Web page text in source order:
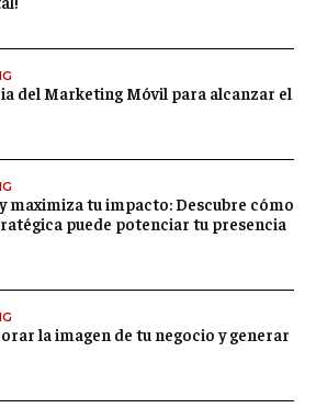
del Marketing Móvil para alcanzar el
maximiza tu impacto: Descubre cómo
puede potenciar tu presencia
la imagen de tu negocio y generar